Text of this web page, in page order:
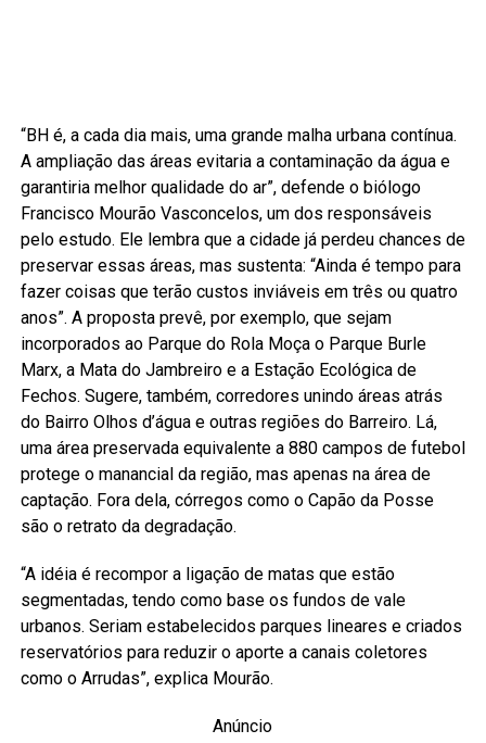
“BH é, a cada dia mais, uma grande malha urbana contínua.
A ampliação das áreas evitaria a contaminação da água e
garantiria melhor qualidade do ar”, defende o biólogo
Francisco Mourão Vasconcelos, um dos responsáveis
pelo estudo. Ele lembra que a cidade já perdeu chances de
preservar essas áreas, mas sustenta: “Ainda é tempo para
fazer coisas que terão custos inviáveis em três ou quatro
anos”. A proposta prevê, por exemplo, que sejam
incorporados ao Parque do Rola Moça o Parque Burle
Marx, a Mata do Jambreiro e a Estação Ecológica de
Fechos. Sugere, também, corredores unindo áreas atrás
do Bairro Olhos d’água e outras regiões do Barreiro. Lá,
uma área preservada equivalente a 880 campos de futebol
protege o manancial da região, mas apenas na área de
captação. Fora dela, córregos como o Capão da Posse
são o retrato da degradação.
“A idéia é recompor a ligação de matas que estão
segmentadas, tendo como base os fundos de vale
urbanos. Seriam estabelecidos parques lineares e criados
reservatórios para reduzir o aporte a canais coletores
como o Arrudas”, explica Mourão.
Anúncio